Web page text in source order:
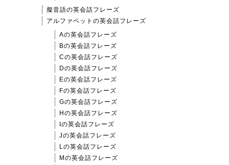
擬音語の英会話フレーズ
アルファベットの英会話フレーズ
Aの英会話フレーズ
Bの英会話フレーズ
Cの英会話フレーズ
Dの英会話フレーズ
Eの英会話フレーズ
Fの英会話フレーズ
Gの英会話フレーズ
Hの英会話フレーズ
Iの英会話フレーズ
Jの英会話フレーズ
Lの英会話フレーズ
Mの英会話フレーズ